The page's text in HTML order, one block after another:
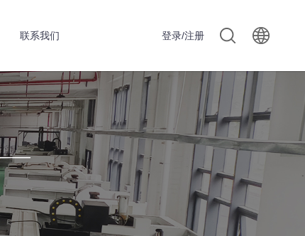
联系我们 登录/注册